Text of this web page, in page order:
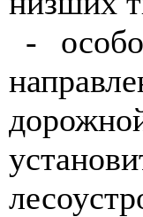
-
дорожно
устан
лесоустр